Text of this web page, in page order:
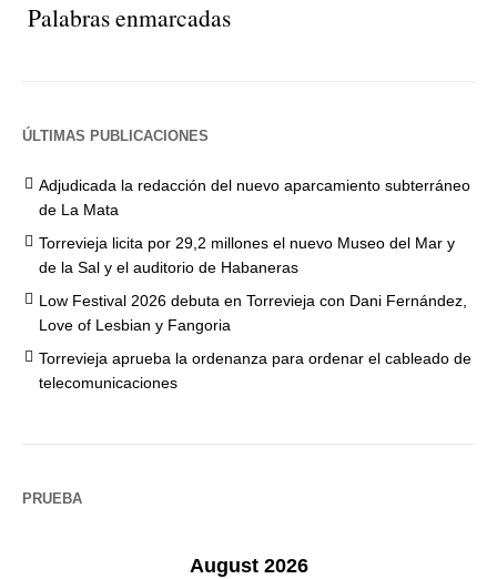
Palabras enmarcadas
ÚLTIMAS PUBLICACIONES
Adjudicada la redacción del nuevo aparcamiento subterráneo
de La Mata
Torrevieja licita por 29,2 millones el nuevo Museo del Mar y
de la Sal y el auditorio de Habaneras
Low Festival 2026 debuta en Torrevieja con Dani Fernández,
Love of Lesbian y Fangoria
Torrevieja aprueba la ordenanza para ordenar el cableado de
telecomunicaciones
PRUEBA
August 2026